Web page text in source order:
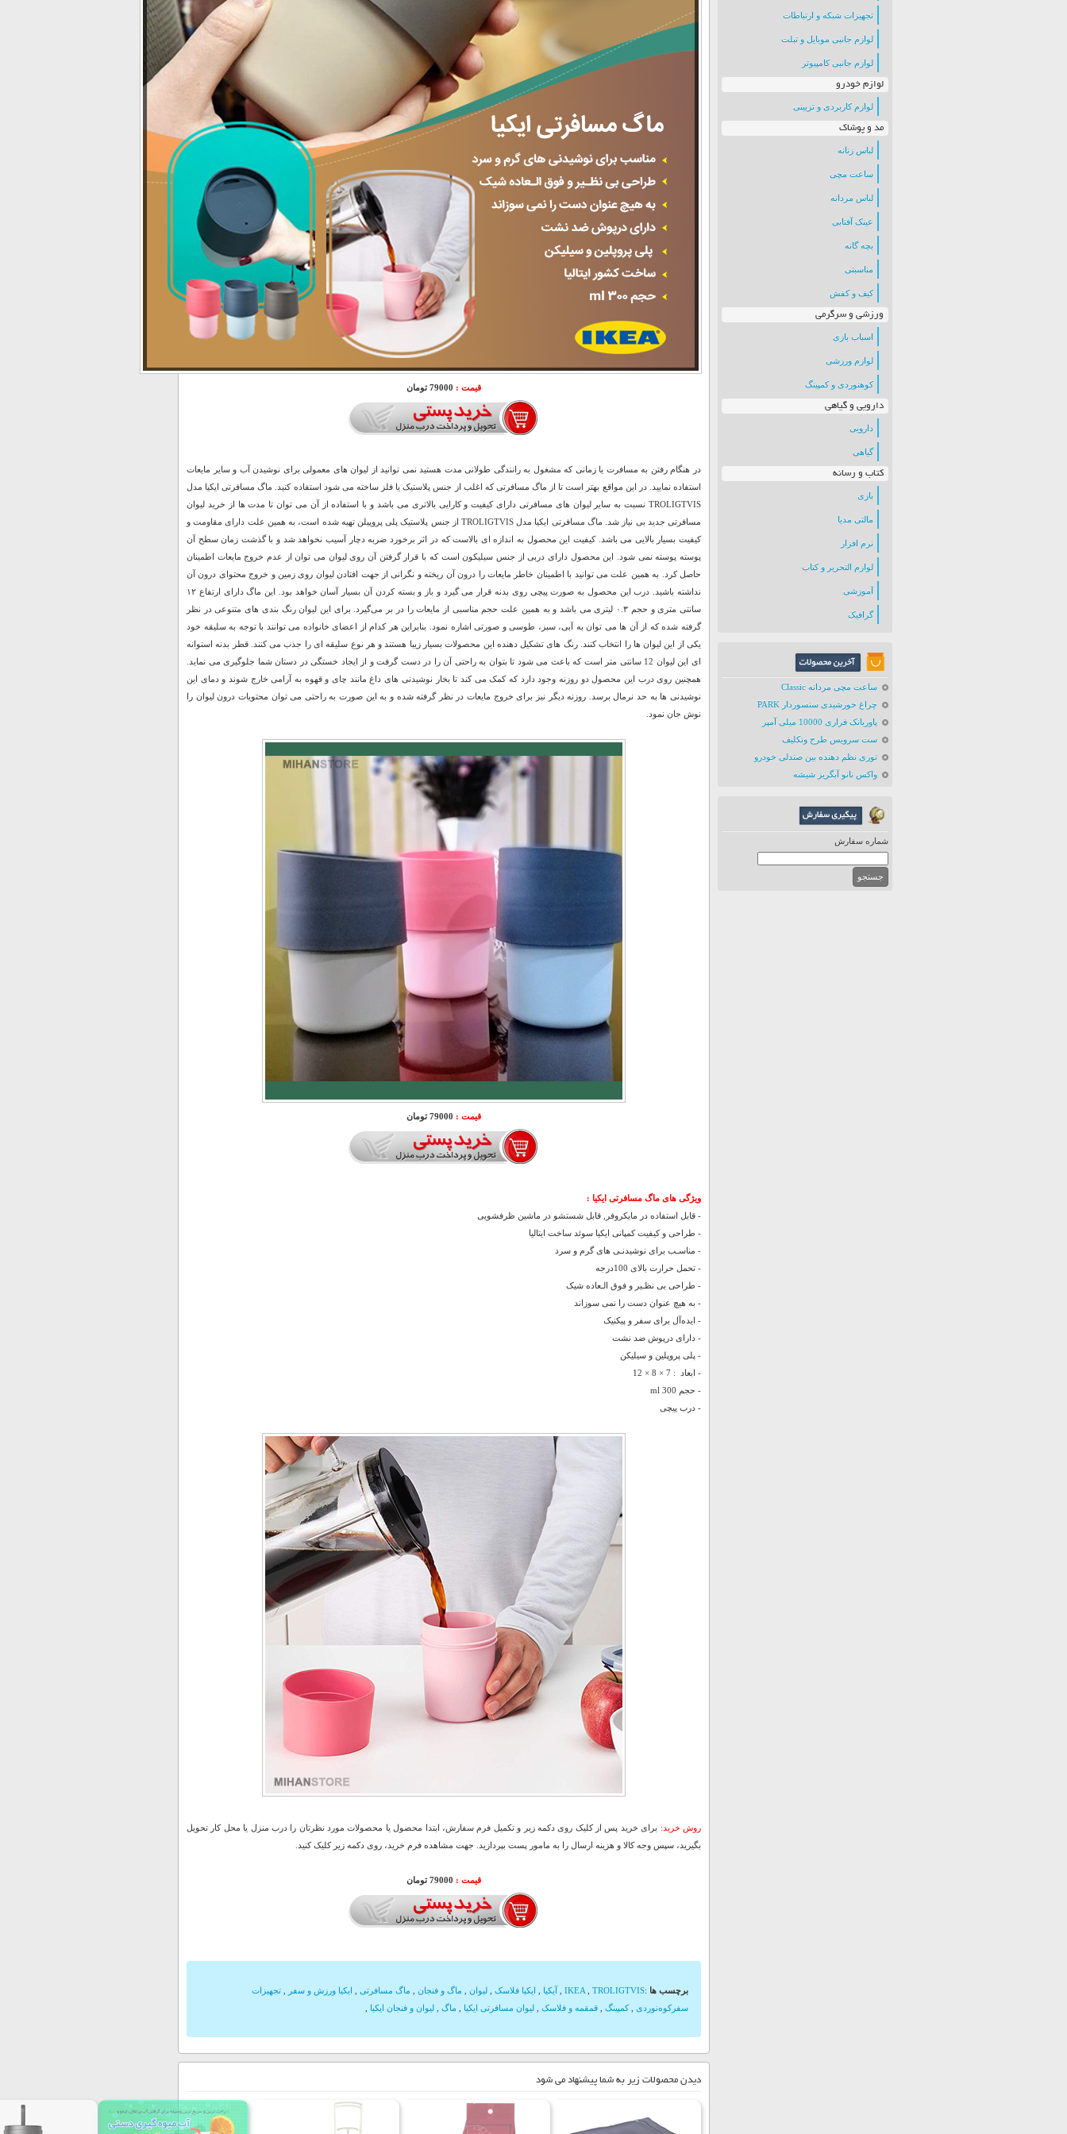
تجهیزات شبکه و ارتباطات
لوازم جانبی موبایل و تبلت
لوازم جانبی کامپیوتر
لوازم خودرو
لوازم کاربردی و تزیینی
مد و پوشاک
لباس زنانه
ساعت مچی
لباس مردانه
عینک آفتابی
بچه گانه
مناسبتی
کیف و کفش
ورزشی و سرگرمی
اسباب بازی
لوازم ورزشی
کوهنوردی و کمپینگ
دارویی و گیاهی
دارویی
گیاهی
کتاب و رسانه
بازی
مالتی مدیا
نرم افزار
لوازم التحریر و کتاب
آموزشی
گرافیک
ساعت مچی مردانه Classic
چراغ خورشیدی سنسوردار PARK
پاوربانک فراری 10000 میلی آمپر
ست سرویس طرح ونکلیف
توری نظم دهنده بین صندلی خودرو
واکس نانو آبگریز شیشه
شماره سفارش
قیمت : 79000 تومان
در هنگام رفتن به مسافرت یا زمانی که مشغول به رانندگی طولانی مدت هستید نمی ‌توانید از لیوان های معمولی برای نوشیدن آب و سایر مایعات
استفاده نمایید. در این مواقع بهتر است تا از ماگ مسافرتی که اغلب از جنس پلاستیک یا فلز ساخته می شود استفاده کنید. ماگ مسافرتی ایکیا مدل
TROLIGTVIS نسبت به سایر لیوان های مسافرتی دارای کیفیت و کارایی بالاتری می باشد و با استفاده از آن می توان تا مدت ها از خرید لیوان
مسافرتی جدید بی نیاز شد. ماگ مسافرتی ایکیا مدل TROLIGTVIS از جنس پلاستیک پلی پروپیلن تهیه شده است، به همین علت دارای مقاومت و
کیفیت بسیار بالایی می باشد. کیفیت این محصول به اندازه ای بالاست که در اثر برخورد ضربه دچار آسیب نخواهد شد و با گذشت زمان سطح آن
پوسته پوسته نمی شود. این محصول دارای دربی از جنس سیلیکون است که با قرار گرفتن آن روی لیوان می ‌توان از عدم خروج مایعات اطمینان
حاصل کرد. به همین علت می توانید با اطمینان خاطر مایعات را درون آن ریخته و نگرانی از جهت افتادن لیوان روی زمین و خروج محتوای درون آن
نداشته باشید. درب این محصول به صورت پیچی روی بدنه قرار می گیرد و باز و بسته کردن آن بسیار آسان خواهد بود. این ماگ دارای ارتفاع ۱۲
سانتی متری و حجم ۰.۳ لیتری می باشد و به همین علت حجم مناسبی از مایعات را در بر می‌گیرد. برای این لیوان رنگ بندی های متنوعی در نظر
گرفته شده که از آن ها می توان به آبی، سبز، طوسی و صورتی اشاره نمود. بنابراین هر کدام از اعضای خانواده می ‌توانند با توجه به سلیقه خود
یکی از این لیوان ها را انتخاب کنند. رنگ های تشکیل دهنده این محصولات بسیار زیبا هستند و هر نوع سلیقه ای را جذب می کنند. قطر بدنه استوانه
ای این لیوان 12 سانتی متر است که باعث می شود تا بتوان به راحتی آن را در دست گرفت و از ایجاد خستگی در دستان شما جلوگیری می نماید.
همچنین روی درب این محصول دو روزنه وجود دارد که کمک می کند تا بخار نوشیدنی های داغ مانند چای و قهوه به آرامی خارج شوند و دمای این
نوشیدنی ها به حد نرمال برسد. روزنه دیگر نیز برای خروج مایعات در نظر گرفته شده و به این صورت به راحتی می توان محتویات درون لیوان را
نوش جان نمود.
قیمت : 79000 تومان
ویژگی های ماگ مسافرتی ایکیا :
- قابل استفاده در مایکروفر, قابل شستشو در ماشین ظرفشویی
- طراحی و کیفیت کمپانی ایکیا سوئد ساخت ایتالیا
- مناسـب برای نوشیدنـی های گرم و سرد
- تحمل حرارت بالای 100درجه
- طراحی بی نظـیر و فوق الـعاده شیک
- به هیچ عنوان دست را نمی سوزاند
- ایده‌آل برای سفر و پیکنیک
- دارای درپوش ضد نشت
- پلی پروپلین و سیلیکن
- ابعاد : 7 × 8 × 12
- حجم 300 ml
- درب پیچی
روش خرید: برای خرید پس از کلیک روی دکمه زیر و تکمیل فرم سفارش، ابتدا محصول یا محصولات مورد نظرتان را درب منزل یا محل کار تحویل
بگیرید، سپس وجه کالا و هزینه ارسال را به مامور پست بپردازید. جهت مشاهده فرم خرید، روی دکمه زیر کلیک کنید.
قیمت : 79000 تومان
برچسب ها :
IKEA TROLIGTVIS آیکیا ایکیا فلاسک لیوان ماگ و فنجان ماگ مسافرتی ایکیا ورزش و سفر
تجهیزات
سفرکوه‌نوردی ,کمپینگ قمقمه و فلاسک لیوان مسافرتی ایکیا ماگ لیوان و فنجان ایکیا
دیدن محصولات زیر به شما پیشنهاد می شود